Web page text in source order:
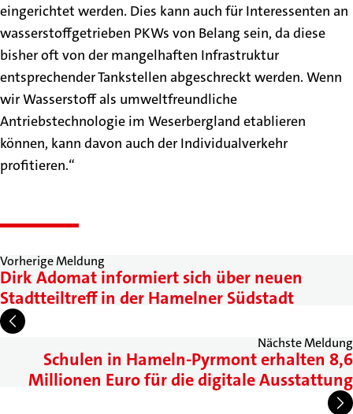
eingerichtet werden. Dies kann auch für Interessenten an
wasserstoffgetrieben PKWs von Belang sein, da diese
bisher oft von der mangelhaften Infrastruktur
entsprechender Tankstellen abgeschreckt werden. Wenn
wir Wasserstoff als umweltfreundliche
Antriebstechnologie im Weserbergland etablieren
können, kann davon auch der Individualverkehr
profitieren.“
Vorherige Meldung
Dirk Adomat informiert sich über neuen
Stadtteiltreff in der Hamelner Südstadt
Nächste Meldung
Schulen in Hameln-Pyrmont erhalten 8,6
Millionen Euro für die digitale Ausstattung